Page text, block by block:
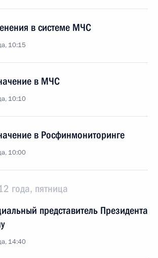
в системе МЧС
10:15
в МЧС
10:10
в Росфинмониторинге
10:00
года, пятница
представитель Президента
14:40